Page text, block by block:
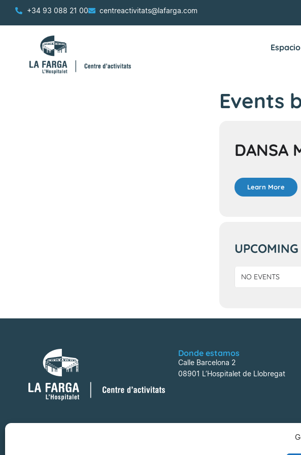
+34 93 088 21 00 centreactivitats@lafarga.com
Events
DANSA
Learn More
NO EVENTS
Donde estamos
Calle Barcelona 2
08901 L’Hospitalet de Llobregat